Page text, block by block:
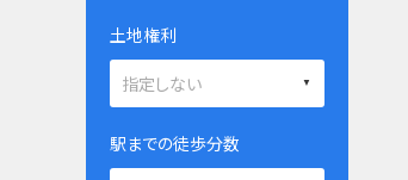
土地権利
駅までの徒歩分数